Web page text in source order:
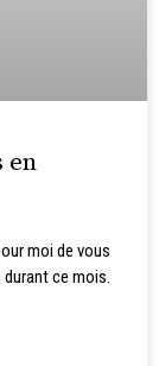
en
moi de vous
ce mois.